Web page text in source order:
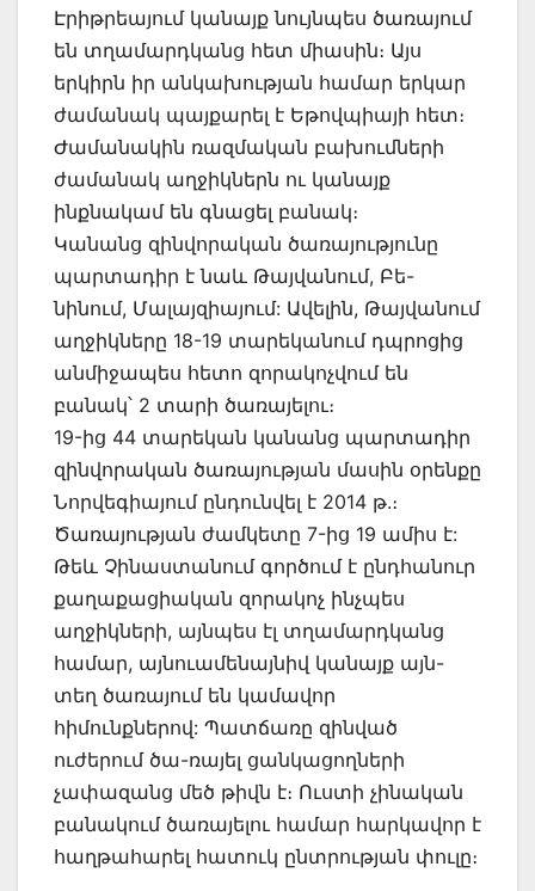
Էրիթրեայում կանայք նույնպես ծառայում
են տղամարդկանց հետ միասին։ Այս
երկիրն իր անկախության համար երկար
ժամանակ պայքարել է Եթովպիայի հետ։
Ժամանակին ռազմական բախումների
ժամանակ աղջիկներն ու կանայք
ինքնակամ են գնացել բանակ։
Կանանց զինվորական ծառայությունը
պարտադիր է նաև Թայվանում, Բե-
նինում, Մալայզիայում: Ավելին, Թայվանում
աղջիկները 18-19 տարեկանում դպրոցից
անմիջապես հետո զորակոչվում են
բանակ՝ 2 տարի ծառայելու։
19-ից 44 տարեկան կանանց պարտադիր
զինվորական ծառայության մասին օրենքը
Նորվեգիայում ընդունվել է 2014 թ.։
Ծառայության ժամկետը 7-ից 19 ամիս է:
Թեև Չինաստանում գործում է ընդհանուր
քաղաքացիական զորակոչ ինչպես
աղջիկների, այնպես էլ տղամարդկանց
համար, այնուամենայնիվ կանայք այն-
տեղ ծառայում են կամավոր
հիմունքներով: Պատճառը զինված
ուժերում ծա-ռայել ցանկացողների
չափազանց մեծ թիվն է։ Ուստի չինական
բանակում ծառայելու համար հարկավոր է
հաղթահարել հատուկ ընտրության փուլը։